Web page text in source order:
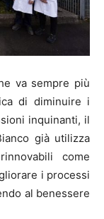
va sempre più
di diminuire i
inquinanti, il
già utilizza
come
i processi
al benessere